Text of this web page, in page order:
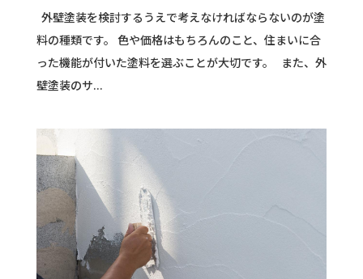
外壁塗装を検討するうえで考えなければならないのが塗
料の種類です。 色や価格はもちろんのこと、住まいに合
った機能が付いた塗料を選ぶことが大切です。 また、外
壁塗装のサ...